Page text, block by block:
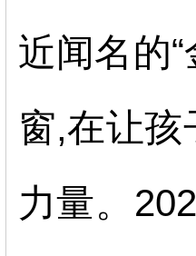
近闻名的
窗,在让孩
力量。